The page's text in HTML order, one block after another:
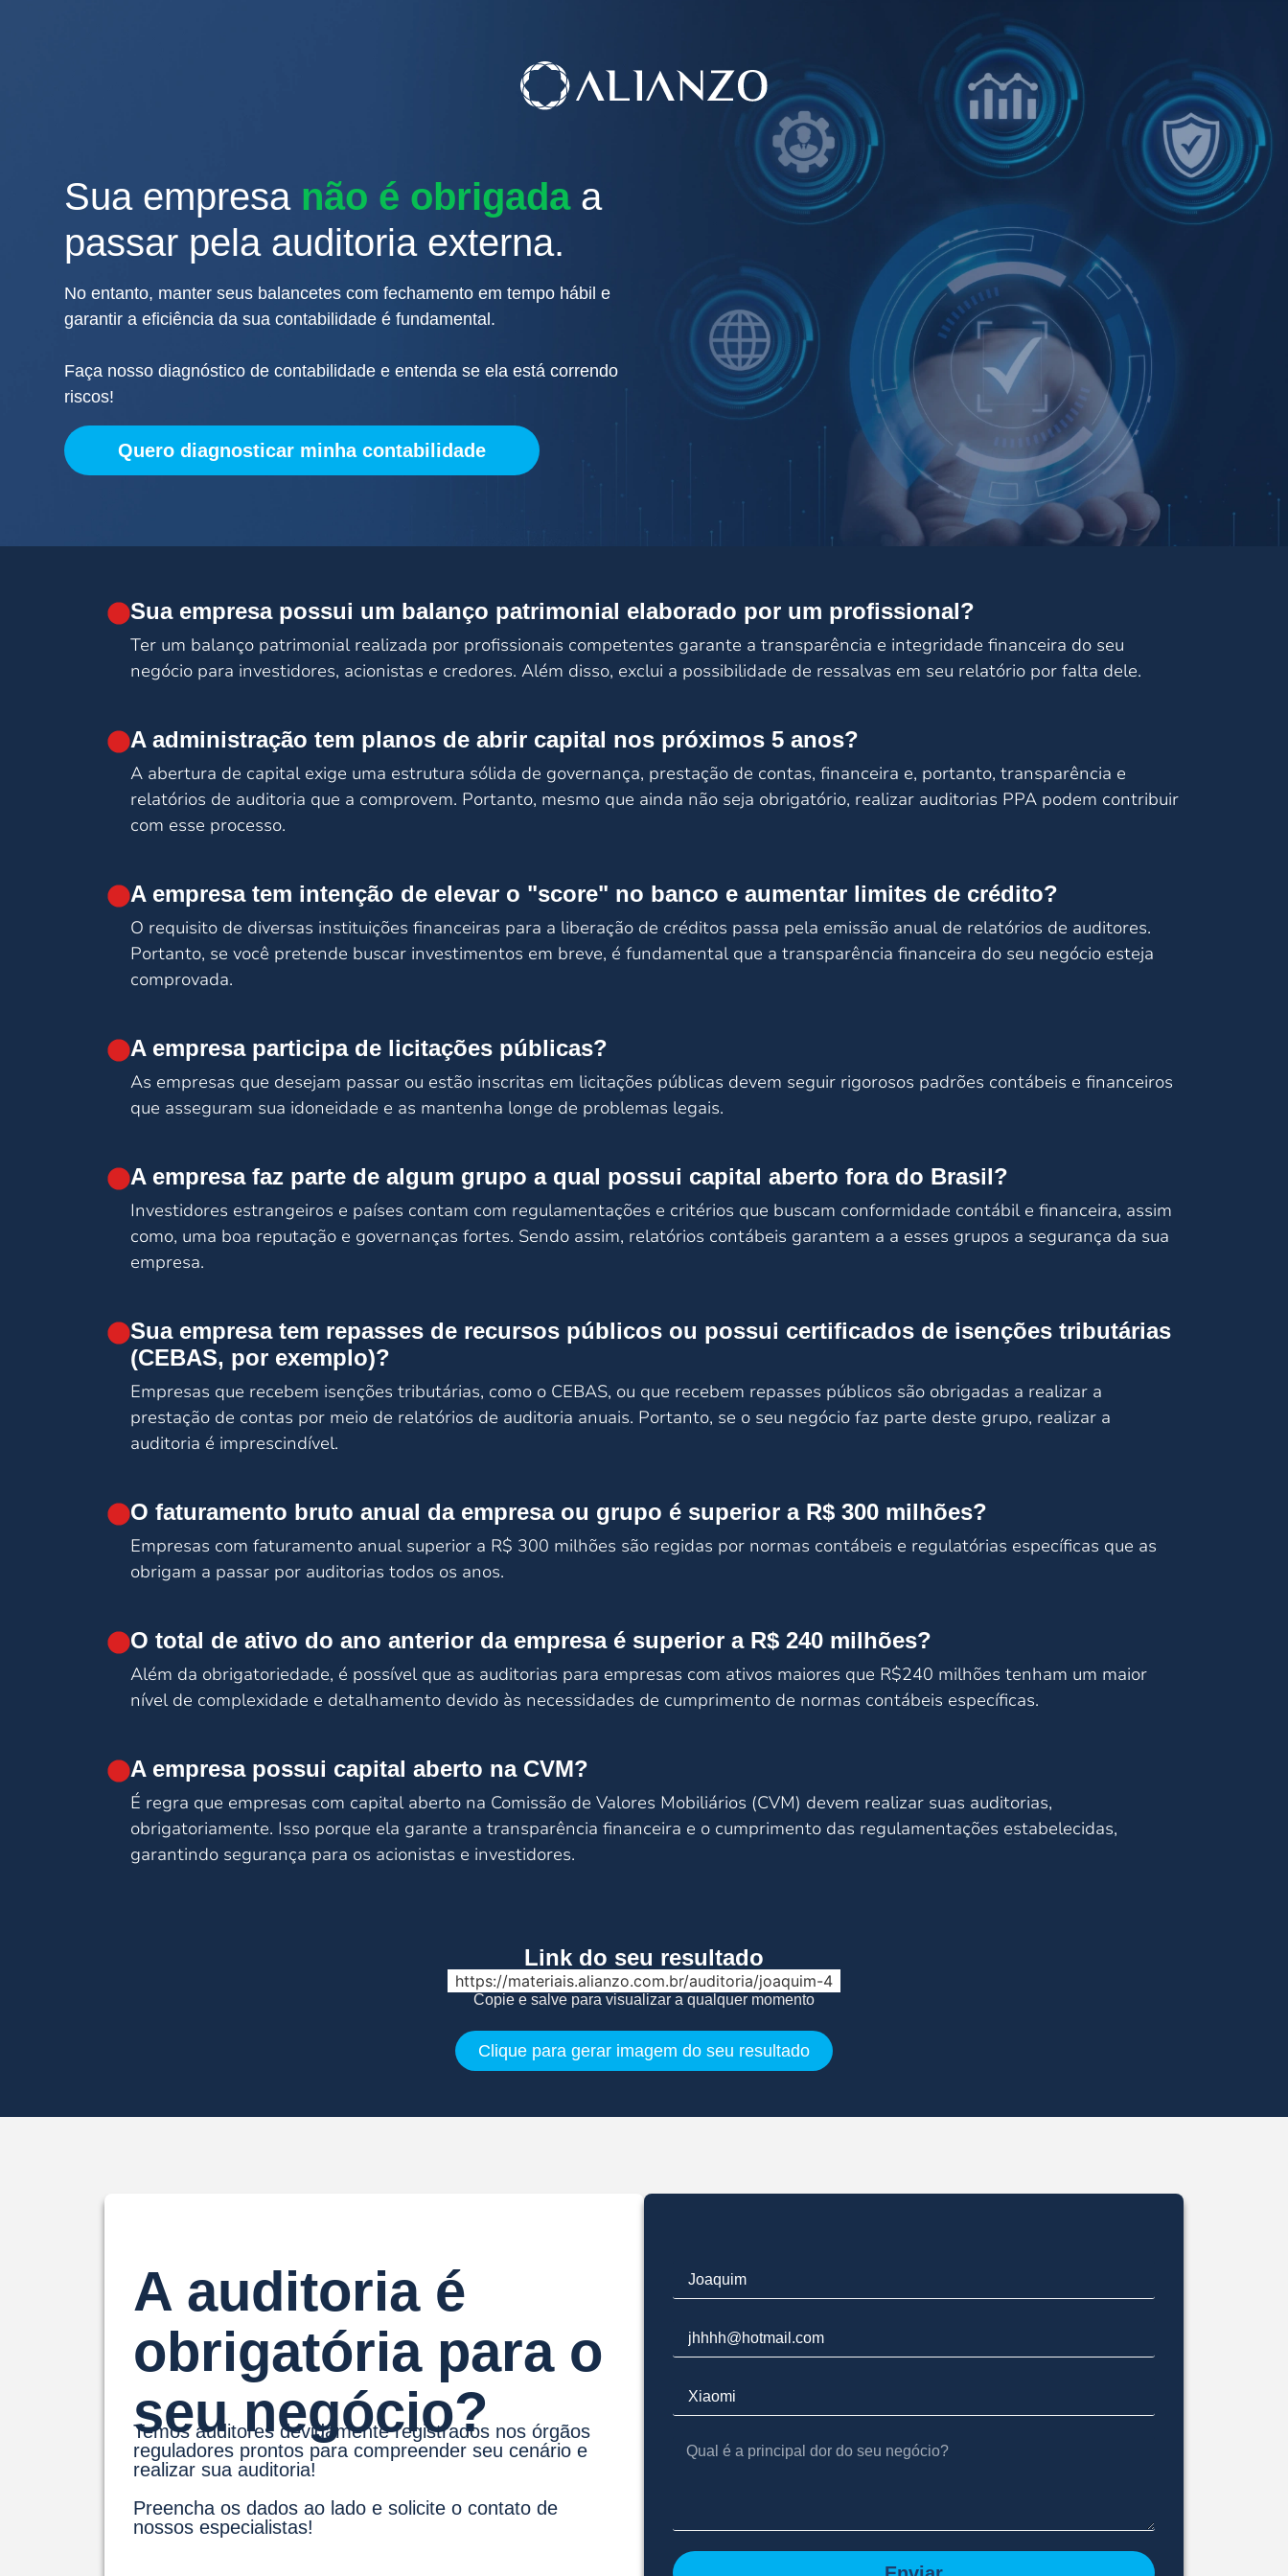
Sua empresa não é obrigadaa
passar pela auditoria externa.
No entanto, manter seus balancetes com fechamento em tempo hábil e
garantir a eficiência da sua contabilidade é fundamental.
Faça nosso diagnóstico de contabilidade e entenda se ela está correndo
riscos!
Quero diagnosticar minha contabilidade
Sua empresa possui um balanço patrimonial elaborado por um profissional?
Ter um balanço patrimonial realizada por profissionais competentes garante a transparência e integridade financeira do seu
negócio para investidores, acionistas e credores. Além disso, exclui a possibilidade de ressalvas em seu relatório por falta dele.
A administração tem planos de abrir capital nos próximos 5 anos?
A abertura de capital exige uma estrutura sólida de governança, prestação de contas, financeira e, portanto, transparência e
relatórios de auditoria que a comprovem. Portanto, mesmo que ainda não seja obrigatório, realizar auditorias PPA podem contribuir
com esse processo.
A empresa tem intenção de elevar o "score" no banco e aumentar limites de crédito?
O requisito de diversas instituições financeiras para a liberação de créditos passa pela emissão anual de relatórios de auditores.
Portanto, se você pretende buscar investimentos em breve, é fundamental que a transparência financeira do seu negócio esteja
comprovada.
A empresa participa de licitações públicas?
As empresas que desejam passar ou estão inscritas em licitações públicas devem seguir rigorosos padrões contábeis e financeiros
que asseguram sua idoneidade e as mantenha longe de problemas legais.
A empresa faz parte de algum grupo a qual possui capital aberto fora do Brasil?
Investidores estrangeiros e países contam com regulamentações e critérios que buscam conformidade contábil e financeira, assim
como, uma boa reputação e governanças fortes. Sendo assim, relatórios contábeis garantem a a esses grupos a segurança da sua
empresa.
Sua empresa tem repasses de recursos públicos ou possui certificados de isenções tributárias
(CEBAS, por exemplo)?
Empresas que recebem isenções tributárias, como o CEBAS, ou que recebem repasses públicos são obrigadas a realizar a
prestação de contas por meio de relatórios de auditoria anuais. Portanto, se o seu negócio faz parte deste grupo, realizar a
auditoria é imprescindível.
O faturamento bruto anual da empresa ou grupo é superior a R$ 300 milhões?
Empresas com faturamento anual superior a R$ 300 milhões são regidas por normas contábeis e regulatórias específicas que as
obrigam a passar por auditorias todos os anos.
O total de ativo do ano anterior da empresa é superior a R$ 240 milhões?
Além da obrigatoriedade, é possível que as auditorias para empresas com ativos maiores que R$240 milhões tenham um maior
nível de complexidade e detalhamento devido às necessidades de cumprimento de normas contábeis específicas.
A empresa possui capital aberto na CVM?
É regra que empresas com capital aberto na Comissão de Valores Mobiliários (CVM) devem realizar suas auditorias,
obrigatoriamente. Isso porque ela garante a transparência financeira e o cumprimento das regulamentações estabelecidas,
garantindo segurança para os acionistas e investidores.
Link do seu resultado
https://materiais.alianzo.com.br/auditoria/joaquim-4
Copie e salve para visualizar a qualquer momento
Clique para gerar imagem do seu resultado
A auditoria é
obrigatória para o
seu negócio?
Temos auditores devidamente registrados nos órgãos
reguladores prontos para compreender seu cenário e
realizar sua auditoria!
Preencha os dados ao lado e solicite o contato de
nossos especialistas!